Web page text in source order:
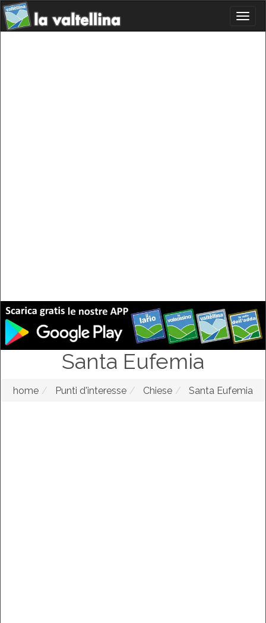
Santa Eufemia
home Punti d'interesse Chiese Santa Eufemia